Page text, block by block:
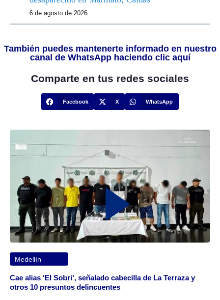
6 de agosto de 2026
También puedes mantenerte informado en nuestro
canal de WhatsApp haciendo clic aquí
Comparte en tus redes sociales
Facebook X WhatsApp
Medellín
Cae alias ‘El Sobri’, señalado cabecilla de La Terraza y
otros 10 presuntos delincuentes